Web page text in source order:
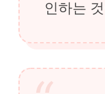
인하는